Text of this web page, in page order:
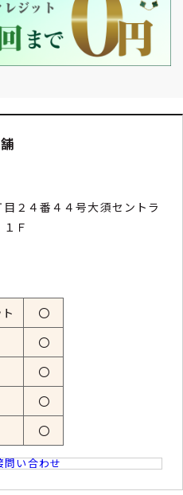
２４番４４号大須セントラ
Ｆ
〇
〇
〇
〇
〇
問い合わせ